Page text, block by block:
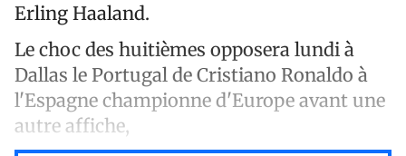
Erling Haaland.
Le choc des huitièmes opposera lundi à
Dallas le Portugal de Cristiano Ronaldo à
l'Espagne championne d'Europe avant une
autre affiche,